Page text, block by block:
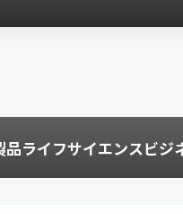
品ライフサイエンスビジ